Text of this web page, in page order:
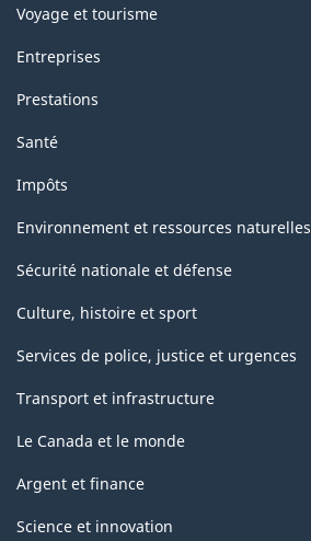
Voyage et tourisme
Entreprises
Prestations
Santé
Impôts
Environnement et ressources naturelles
Sécurité nationale et défense
Culture, histoire et sport
Services de police, justice et urgences
Transport et infrastructure
Le Canada et le monde
Argent et finance
Science et innovation